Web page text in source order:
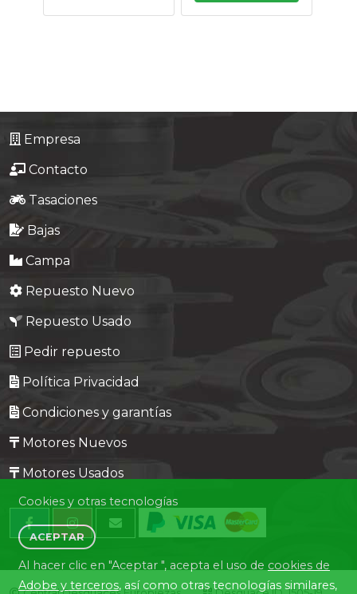
Empresa
Contacto
Tasaciones
Bajas
Campa
Repuesto Nuevo
Repuesto Usado
Pedir repuesto
Política Privacidad
Condiciones y garantías
Motores Nuevos
Motores Usados
Cookies y otras tecnologías
ACEPTAR
Al hacer clic en "Aceptar ", acepta el uso de cookies de
Adobe y terceros, así como otras tecnologías similares,